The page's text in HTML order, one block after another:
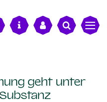
geht unter